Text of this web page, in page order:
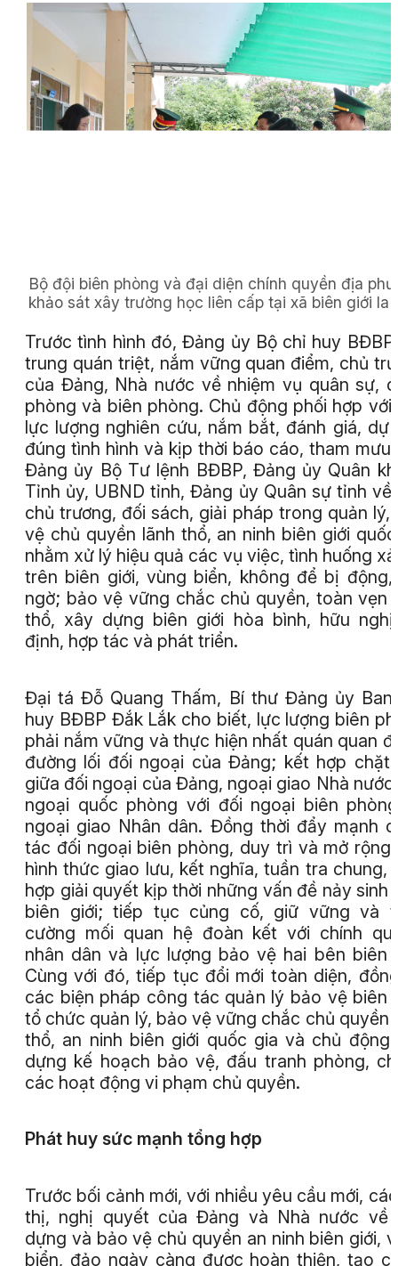
Bộ đội biên phòng và đại diện chính quyền địa
khảo sát xây trường học liên cấp tại xã biên giới Ia
Trước tình hình đó, Đảng ủy Bộ chỉ huy
trung quán triệt, nắm vững quan điểm, chủ
của Đảng, Nhà nước về nhiệm vụ quân sự,
phòng và biên phòng. Chủ động phối hợp với
lực lượng nghiên cứu, nắm bắt, đánh giá, dự
đúng tình hình và kịp thời báo cáo, tham mưu
Đảng ủy Bộ Tư lệnh BĐBP, Đảng ủy Quân
Tỉnh ủy, UBND tỉnh, Đảng ủy Quân sự tỉnh về
chủ trương, đối sách, giải pháp trong quản lý,
vệ chủ quyền lãnh thổ, an ninh biên giới
nhằm xử lý hiệu quả các vụ việc, tình huống
trên biên giới, vùng biển, không để bị
ngờ; bảo vệ vững chắc chủ quyền, toàn vẹn
thổ, xây dựng biên giới hòa bình, hữu
định, hợp tác và phát triển.
Đại tá Đỗ Quang Thấm, Bí thư Đảng ủy Ban
huy BĐBP Đắk Lắk cho biết, lực lượng biên
phải nắm vững và thực hiện nhất quán quan
đường lối đối ngoại của Đảng; kết hợp chặt
giữa đối ngoại của Đảng, ngoại giao Nhà
ngoại quốc phòng với đối ngoại biên
ngoại giao Nhân dân. Đồng thời đẩy mạnh
tác đối ngoại biên phòng, duy trì và mở rộng
hình thức giao lưu, kết nghĩa, tuần tra chung,
hợp giải quyết kịp thời những vấn đề nảy sinh
biên giới; tiếp tục củng cố, giữ vững và
cường mối quan hệ đoàn kết với chính
nhân dân và lực lượng bảo vệ hai bên biên
Cùng với đó, tiếp tục đổi mới toàn diện,
các biện pháp công tác quản lý bảo vệ biên
tổ chức quản lý, bảo vệ vững chắc chủ quyền
thổ, an ninh biên giới quốc gia và chủ động
dựng kế hoạch bảo vệ, đấu tranh phòng,
các hoạt động vi phạm chủ quyền.
Phát huy sức mạnh tổng hợp
Trước bối cảnh mới, với nhiều yêu cầu mới,
thị, nghị quyết của Đảng và Nhà nước về
dựng và bảo vệ chủ quyền an ninh biên giới,
biển, đảo ngày càng được hoàn thiện, tạo